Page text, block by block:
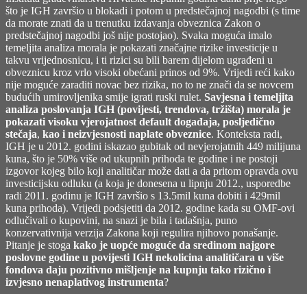
što je IGH završio u blokadi i potom u predstečajnoj nagodbi (s time
da morate znati da u trenutku izdavanja obveznica Zakon o
predstečajnoj nagodbi još nije postojao). Svaka moguća imalo
temeljita analiza morala je pokazati značajne rizike investicije u
takvu vrijednosnicu, i ti rizici su bili barem dijelom ugrađeni u
obveznicu kroz vrlo visoki obećani prinos od 9%. Vrijedi reći kako
nije moguće zaraditi novac bez rizika, no to ne znači da se novcem
budućih umirovljenika smije igrati ruski rulet. Savjesna i temeljita
analiza poslovanja IGH (povijesti, trendova, tržišta) morala je
pokazati visoku vjerojatnost default događaja, posljedično
stečaja, kao i neizvjesnosti naplate obveznice. Konteksta radi,
IGH je u 2012. godini iskazao gubitak od nevjerojatnih 449 milijuna
kuna, što je 50% više od ukupnih prihoda te godine i ne postoji
izgovor kojeg bilo koji analitičar može dati a da pritom opravda ovu
investicijsku odluku (a koja je donesena u lipnju 2012., usporedbe
radi 2011. godinu je IGH završio s 13.5mil kuna dobiti i 429mil
kuna prihoda). Vrijedi podsjetiti da 2012. godine kada su OMF-ovi
odlučivali o kupovini, na snazi je bila i tadašnja, puno
konzervativnija verzija Zakona koji regulira njihovo ponašanje.
Pitanje je stoga kako je uopće moguće da sredinom najgore
poslovne godine u povijesti IGH nekolicina analitičara u više
fondova daju pozitivno mišljenje na kupnju tako rizično i
izvjesno nenaplativog instrumenta?